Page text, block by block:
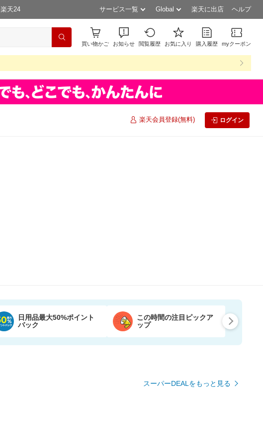
楽天24 サービス一覧 Global 楽天に出店 ヘルプ
買い物かご お知らせ 閲覧履歴 お気に入り 購入履歴 myクーポン
楽天会員登録(無料) ログイン
日用品最大50%ポイント
バック
この時間の注目ピックア
ップ
スーパーDEALをもっと見る